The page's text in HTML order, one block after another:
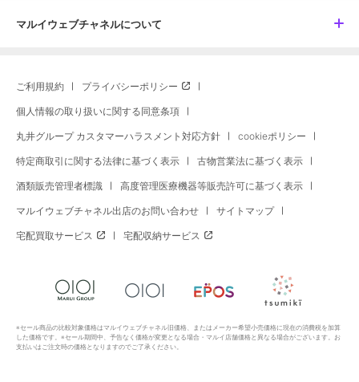
マルイウェブチャネルについて
ご利用規約 プライバシーポリシー
個人情報の取り扱いに関する同意条項
丸井グループ カスタマーハラスメント対応方針 cookieポリシー
特定商取引に関する法律に基づく表示 古物営業法に基づく表示
酒類販売管理者標識 高度管理医療機器等販売許可に基づく表示
マルイウェブチャネル出店のお問い合わせ サイトマップ
宅配買取サービス 宅配収納サービス
※セール商品の比較対象価格はマルイウェブチャネル旧価格、またはメーカー希望小売価格に現在の消費税を加算
した価格です。※セール期間中、予告なく価格が変更となる場合・マルイ店舗価格と異なる場合がございます。お
支払いはご注文時の価格となりますのでご了承ください。